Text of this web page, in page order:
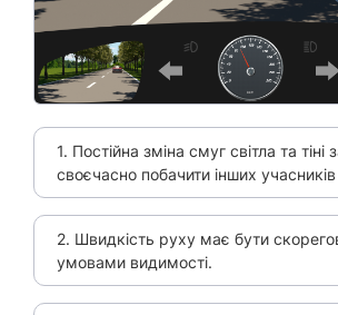
1. Постійна зміна смуг світла та тіні
своєчасно побачити інших
2. Швидкість руху має бути
умовами видимості.